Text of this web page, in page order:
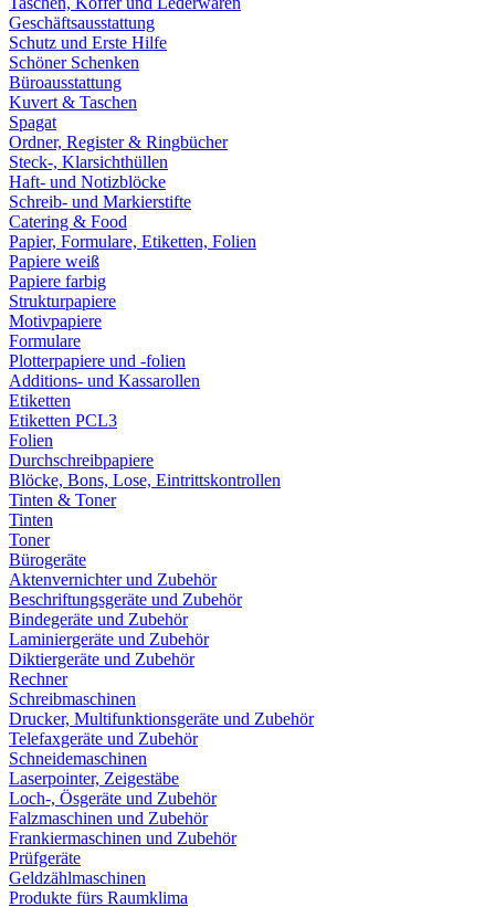
Geschäftsausstattung
Schutz und Erste Hilfe
Schöner Schenken
Büroausstattung
Kuvert & Taschen
Spagat
Ordner, Register & Ringbücher
Steck-, Klarsichthüllen
Haft- und Notizblöcke
Schreib- und Markierstifte
Catering & Food
Papier, Formulare, Etiketten, Folien
Papiere weiß
Papiere farbig
Strukturpapiere
Motivpapiere
Formulare
Plotterpapiere und -folien
Additions- und Kassarollen
Etiketten
Etiketten PCL3
Folien
Durchschreibpapiere
Blöcke, Bons, Lose, Eintrittskontrollen
Tinten & Toner
Tinten
Toner
Bürogeräte
Aktenvernichter und Zubehör
Beschriftungsgeräte und Zubehör
Bindegeräte und Zubehör
Laminiergeräte und Zubehör
Diktiergeräte und Zubehör
Rechner
Schreibmaschinen
Drucker, Multifunktionsgeräte und Zubehör
Telefaxgeräte und Zubehör
Schneidemaschinen
Laserpointer, Zeigestäbe
Loch-, Ösgeräte und Zubehör
Falzmaschinen und Zubehör
Frankiermaschinen und Zubehör
Prüfgeräte
Geldzählmaschinen
Produkte fürs Raumklima